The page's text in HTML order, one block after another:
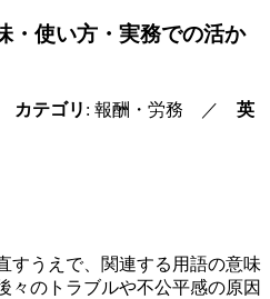
・使い方・実務での活か
カテゴリ : 報酬・労務 ／ 英
すうえで、関連する用語の意味
々のトラブルや不公平感の原因